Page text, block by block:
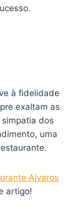
à fidelidade
exaltam as
dos
uma
Alvaros
artigo!